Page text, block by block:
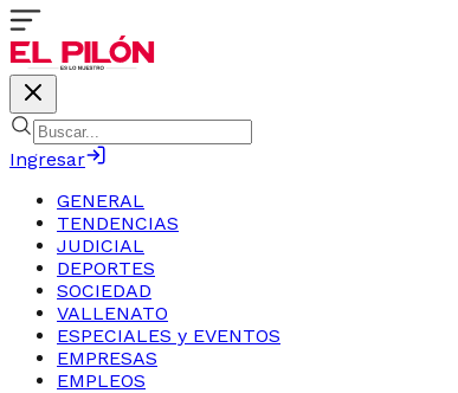
Ingresar
GENERAL
TENDENCIAS
JUDICIAL
DEPORTES
SOCIEDAD
VALLENATO
ESPECIALES y EVENTOS
EMPRESAS
EMPLEOS